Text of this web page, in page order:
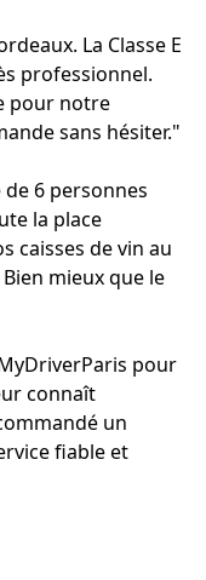
La Classe E
professionnel.
pour notre
sans hésiter."
6 personnes
la place
caisses de vin au
mieux que le
pour
connaît
un
fiable et